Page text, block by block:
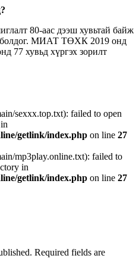
?
80-аас дээш хувьтай байж
болдог. МИАТ ТӨХК 2019 онд
77 хувьд хүргэх зорилт
sexxx.top.txt): failed to open
getlink/index.php on line 27
mp3play.online.txt): failed to
in
getlink/index.php on line 27
Required fields are